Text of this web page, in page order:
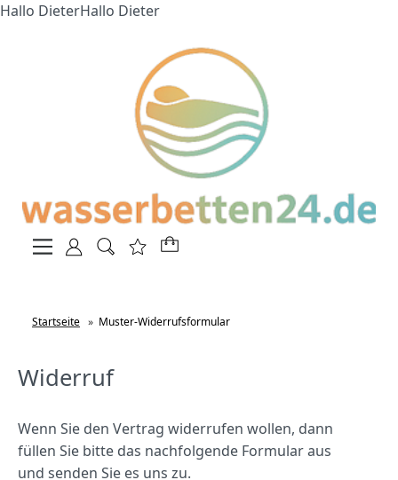
Hallo DieterHallo Dieter
Startseite » Muster-Widerrufsformular
Widerruf
Wenn Sie den Vertrag widerrufen wollen, dann
füllen Sie bitte das nachfolgende Formular aus
und senden Sie es uns zu.